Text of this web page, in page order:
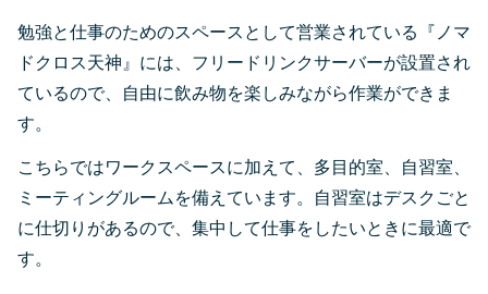
勉強と仕事のためのスペースとして営業されている『ノマ
ドクロス天神』には、フリードリンクサーバーが設置され
ているので、自由に飲み物を楽しみながら作業ができま
す。
こちらではワークスペースに加えて、多目的室、自習室、
ミーティングルームを備えています。自習室はデスクごと
に仕切りがあるので、集中して仕事をしたいときに最適で
す。